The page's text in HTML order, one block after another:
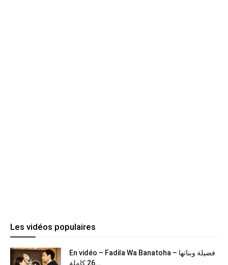
Les vidéos populaires
En vidéo – Fadila Wa Banatoha – فضيلة وبناتها
26 كاملة...